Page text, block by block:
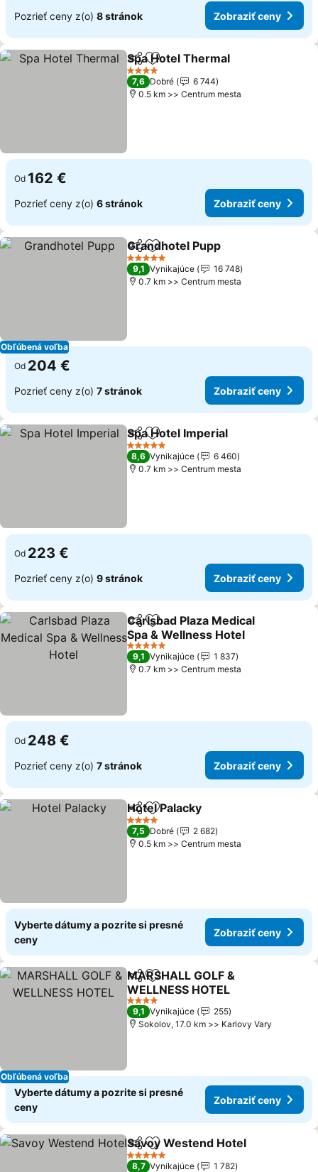
Pozrieť ceny z(o) 8 stránok Zobraziť ceny
ZdieľaťPridať do obľúbených
Spa Hotel Thermal
4 Počet hviezdičiek
7,6 Dobré
6 744
0.5 km >> Centrum mesta
Od 162 €
Pozrieť ceny z(o) 6 stránok Zobraziť ceny
Obľúbená voľba
ZdieľaťPridať do obľúbených
Grandhotel Pupp
5 Počet hviezdičiek
9,1 Vynikajúce
16 748
0.7 km >> Centrum mesta
Od 204 €
Pozrieť ceny z(o) 7 stránok Zobraziť ceny
ZdieľaťPridať do obľúbených
Spa Hotel Imperial
5 Počet hviezdičiek
8,6 Vynikajúce
6 460
0.7 km >> Centrum mesta
Od 223 €
Pozrieť ceny z(o) 9 stránok Zobraziť ceny
ZdieľaťPridať do obľúbených
Carlsbad Plaza Medical
Spa & Wellness Hotel
5 Počet hviezdičiek
9,1 Vynikajúce
1 837
0.7 km >> Centrum mesta
Od 248 €
Pozrieť ceny z(o) 7 stránok Zobraziť ceny
ZdieľaťPridať do obľúbených
Hotel Palacky
4 Počet hviezdičiek
7,5 Dobré
2 682
0.5 km >> Centrum mesta
Vyberte dátumy a pozrite si presné
ceny
Zobraziť ceny
Obľúbená voľba
ZdieľaťPridať do obľúbených
MARSHALL GOLF &
WELLNESS HOTEL
4 Počet hviezdičiek
9,1 Vynikajúce
255
Sokolov, 17.0 km >> Karlovy Vary
Vyberte dátumy a pozrite si presné
ceny
Zobraziť ceny
ZdieľaťPridať do obľúbených
Savoy Westend Hotel
5 Počet hviezdičiek
8,7 Vynikajúce
1 782